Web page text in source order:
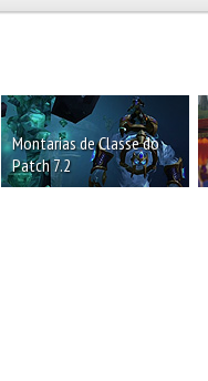
Montarias de Classe do
Patch 7.2